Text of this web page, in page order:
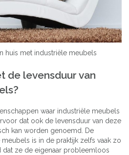
huis met industriële meubels
de levensduur van
waar industriële meubels
dat ook de levensduur van deze
kan worden genoemd. De
is in de praktijk zelfs vaak zo
ze de eigenaar probleemloos